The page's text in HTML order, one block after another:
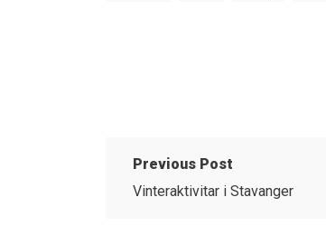
Previous Post
Vinteraktivitar i Stavanger